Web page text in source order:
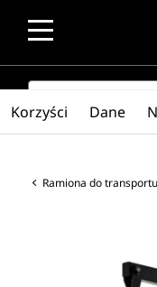
SEARCH
Ramiona do
Korzyści Dane